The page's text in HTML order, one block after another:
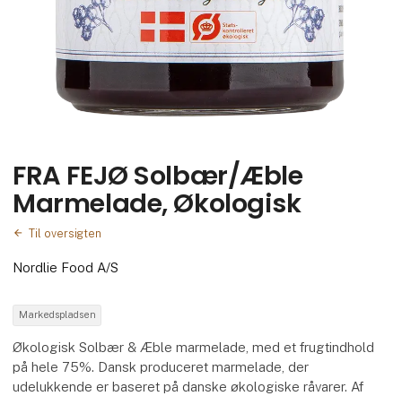
FRA FEJØ Solbær/Æble
Marmelade, Økologisk
Til oversigten
Nordlie Food A/S
Markedspladsen
Økologisk Solbær & Æble marmelade, med et frugtindhold
på hele 75%. Dansk produceret marmelade, der
udelukkende er baseret på danske økologiske råvarer. Af